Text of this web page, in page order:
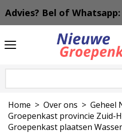
Advies? Bel of Whatsapp:
Home > Over ons > Geheel
Groepenkast provincie Zuid-
Groepenkast plaatsen